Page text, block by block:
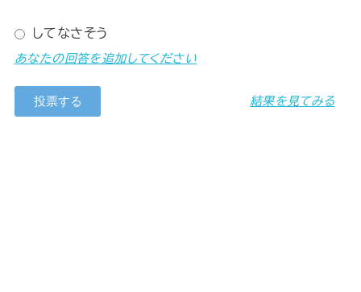
してなさそう
あなたの回答を追加してください
結果を見てみる